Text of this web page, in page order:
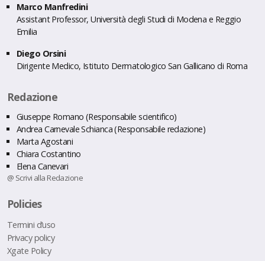
Marco Manfredini
Assistant Professor, Università degli Studi di Modena e Reggio
Emilia
Diego Orsini
Dirigente Medico, Istituto Dermatologico San Gallicano di Roma
Redazione
Giuseppe Romano (Responsabile scientifico)
Andrea Carnevale Schianca (Responsabile redazione)
Marta Agostani
Chiara Costantino
Elena Canevari
@ Scrivi alla Redazione
Policies
Termini d’uso
Privacy policy
Xgate Policy